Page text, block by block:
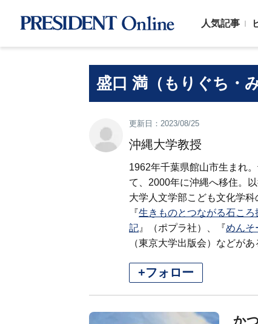
人気記事
盛口 満（もりぐち・
更新日：2023/08/25
沖縄大学教授
1962年千葉県館山市生まれ
て、2000年に沖縄へ移住。
大学人文学部こども文化学
『生きものとつながる石ころ
記 』（ポプラ社）、『めんそ
（東京大学出版会）などがあ
+フォロー
か